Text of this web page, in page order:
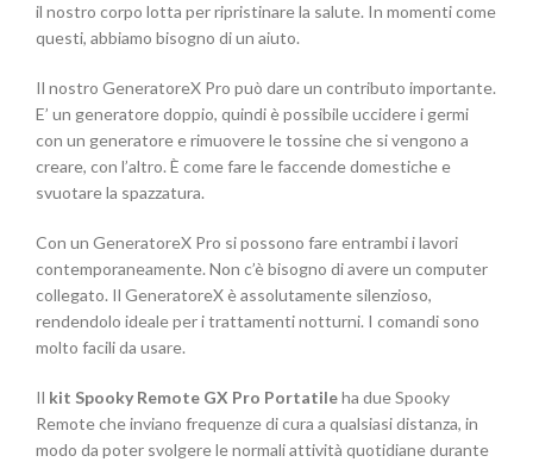
il nostro corpo lotta per ripristinare la salute. In momenti come
questi, abbiamo bisogno di un aiuto.
Il nostro GeneratoreX Pro può dare un contributo importante.
E’ un generatore doppio, quindi è possibile uccidere i germi
con un generatore e rimuovere le tossine che si vengono a
creare, con l’altro. È come fare le faccende domestiche e
svuotare la spazzatura.
Con un GeneratoreX Pro si possono fare entrambi i lavori
contemporaneamente. Non c’è bisogno di avere un computer
collegato. Il GeneratoreX è assolutamente silenzioso,
rendendolo ideale per i trattamenti notturni. I comandi sono
molto facili da usare.
Il kit Spooky Remote GX Pro Portatileha due Spooky
Remote che inviano frequenze di cura a qualsiasi distanza, in
modo da poter svolgere le normali attività quotidiane durante